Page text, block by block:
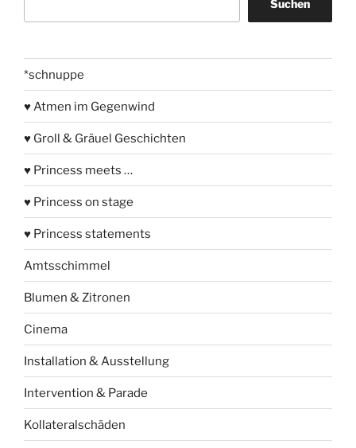
Suchen
*schnuppe
♥ Atmen im Gegenwind
♥ Groll & Gräuel Geschichten
♥ Princess meets …
♥ Princess on stage
♥ Princess statements
Amtsschimmel
Blumen & Zitronen
Cinema
Installation & Ausstellung
Intervention & Parade
Kollateralschäden